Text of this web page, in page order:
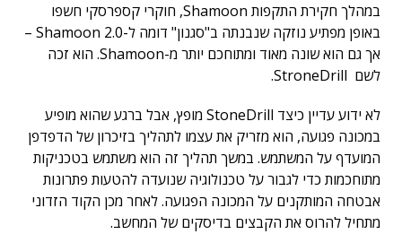
במהלך חקירת התקפות Shamoon, חוקרי קספרסקי חשפו
באופן מפתיע נוזקה שנבנתה ב"סגנון" דומה ל-Shamoon 2.0 –
אך גם הוא שונה מאוד ומתוחכם יותר מ-Shamoon. הוא זכה
לשם StroneDrill.
לא ידוע עדיין כיצד StoneDrill מופץ, אבל ברגע שהוא מופיע
במכונה פגועה, הוא מזריק את עצמו לתהליך בזיכרון של הדפדפן
המועדף על המשתמש. במשך תהליך זה הוא משתמש בטכניקות
מתוחכמות כדי לגבור על טכנולוגיה שנועדה להטעות פתרונות
אבטחה המותקנים על המכונה הפגועה. לאחר מכן הקוד הזדוני
מתחיל להרוס את הקבצים בדיסקים של המחשב.